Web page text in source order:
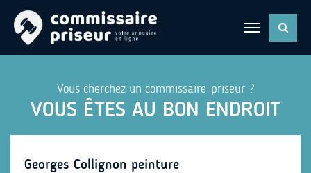
Vous cherchez un commissaire-priseur ?
VOUS ÊTES AU BON ENDROIT
Georges Collignon peinture